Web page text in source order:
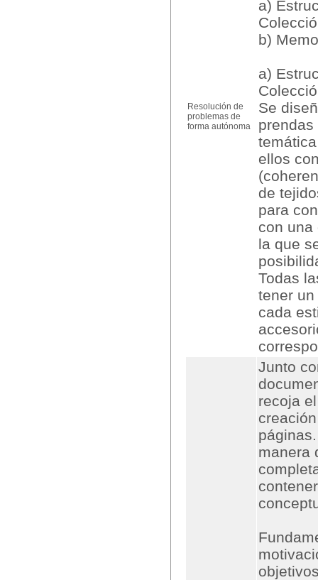
Resolución de
problemas de
forma autónoma
a)
b)
a)
Se
ellos
de
para
con una
la que
Todas
tener un
cada
Junto
recoja
manera